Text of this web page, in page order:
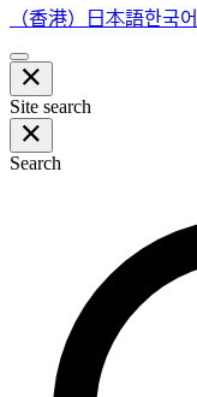
（香港） 日本語한국어
Site search
Search